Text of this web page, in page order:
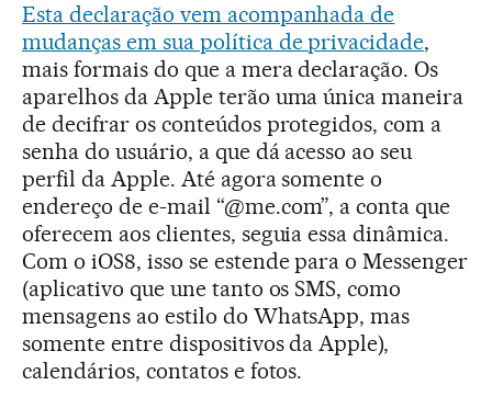
Esta declaração vem acompanhada de
mudanças em sua política de privacidade,
mais formais do que a mera declaração. Os
aparelhos da Apple terão uma única maneira
de decifrar os conteúdos protegidos, com a
senha do usuário, a que dá acesso ao seu
perfil da Apple. Até agora somente o
endereço de e-mail “@me.com”, a conta que
oferecem aos clientes, seguia essa dinâmica.
Com o iOS8, isso se estende para o Messenger
(aplicativo que une tanto os SMS, como
mensagens ao estilo do WhatsApp, mas
somente entre dispositivos da Apple),
calendários, contatos e fotos.